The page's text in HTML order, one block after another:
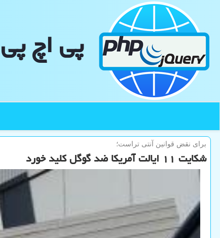
پی اچ
برای نقض قوانین آنتی تراست؛
شكایت ۱۱ ایالت آمریكا ضد گوگل كلید خورد